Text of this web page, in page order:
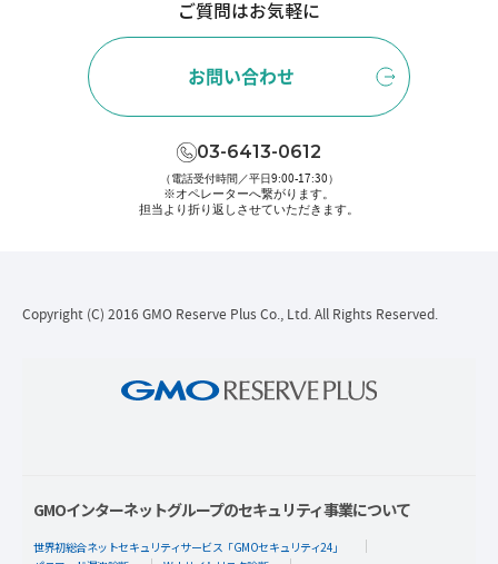
ご質問はお気軽に
お問い合わせ
03-6413-0612
（電話受付時間／平日9:00-17:30）
※オペレーターへ繋がります。
担当より折り返しさせていただきます。
Copyright (C) 2016 GMO Reserve Plus Co., Ltd. All Rights Reserved.
GMOインターネットグループのセキュリティ事業について
世界初総合ネットセキュリティサービス「GMOセキュリティ24」